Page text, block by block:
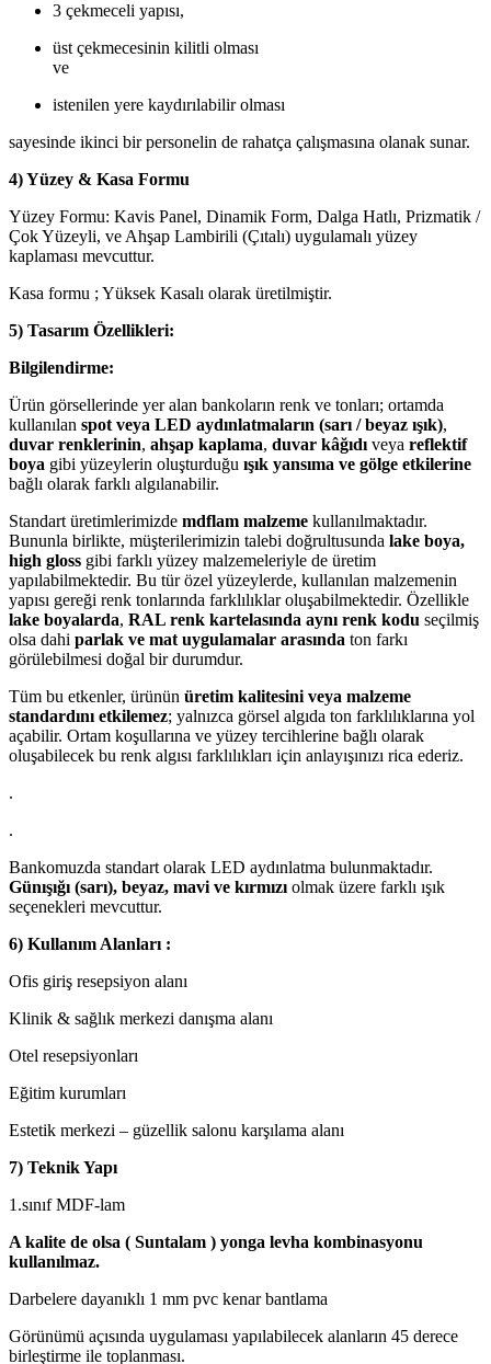
3 çekmeceli yapısı,
üst çekmecesinin kilitli olması
ve
istenilen yere kaydırılabilir olması
sayesinde ikinci bir personelin de rahatça çalışmasına olanak sunar.
4) Yüzey & Kasa Formu
Yüzey Formu: Kavis Panel, Dinamik Form, Dalga Hatlı, Prizmatik /
Çok Yüzeyli, ve Ahşap Lambirili (Çıtalı) uygulamalı yüzey
kaplaması mevcuttur.
Kasa formu ; Yüksek Kasalı olarak üretilmiştir.
5) Tasarım Özellikleri:
Bilgilendirme:
Ürün görsellerinde yer alan bankoların renk ve tonları; ortamda
kullanılan spot veya LED aydınlatmaların (sarı / beyaz ışık),
duvar renklerinin, ahşap kaplama, duvar kâğıdı veya reflektif
boya gibi yüzeylerin oluşturduğu ışık yansıma ve gölge etkilerine
bağlı olarak farklı algılanabilir.
Standart üretimlerimizde mdflam malzeme kullanılmaktadır.
Bununla birlikte, müşterilerimizin talebi doğrultusunda lake boya,
high gloss gibi farklı yüzey malzemeleriyle de üretim
yapılabilmektedir. Bu tür özel yüzeylerde, kullanılan malzemenin
yapısı gereği renk tonlarında farklılıklar oluşabilmektedir. Özellikle
lake boyalarda, RAL renk kartelasında aynı renk kodu seçilmiş
olsa dahi parlak ve mat uygulamalar arasında ton farkı
görülebilmesi doğal bir durumdur.
Tüm bu etkenler, ürünün üretim kalitesini veya malzeme
standardını etkilemez; yalnızca görsel algıda ton farklılıklarına yol
açabilir. Ortam koşullarına ve yüzey tercihlerine bağlı olarak
oluşabilecek bu renk algısı farklılıkları için anlayışınızı rica ederiz.
.
.
Bankomuzda standart olarak LED aydınlatma bulunmaktadır.
Günışığı (sarı), beyaz, mavi ve kırmızı olmak üzere farklı ışık
seçenekleri mevcuttur.
6) Kullanım Alanları :
Ofis giriş resepsiyon alanı
Klinik & sağlık merkezi danışma alanı
Otel resepsiyonları
Eğitim kurumları
Estetik merkezi – güzellik salonu karşılama alanı
7) Teknik Yapı
1.sınıf MDF-lam
A kalite de olsa ( Suntalam ) yonga levha kombinasyonu
kullanılmaz.
Darbelere dayanıklı 1 mm pvc kenar bantlama
Görünümü açısında uygulaması yapılabilecek alanların 45 derece
birleştirme ile toplanması.